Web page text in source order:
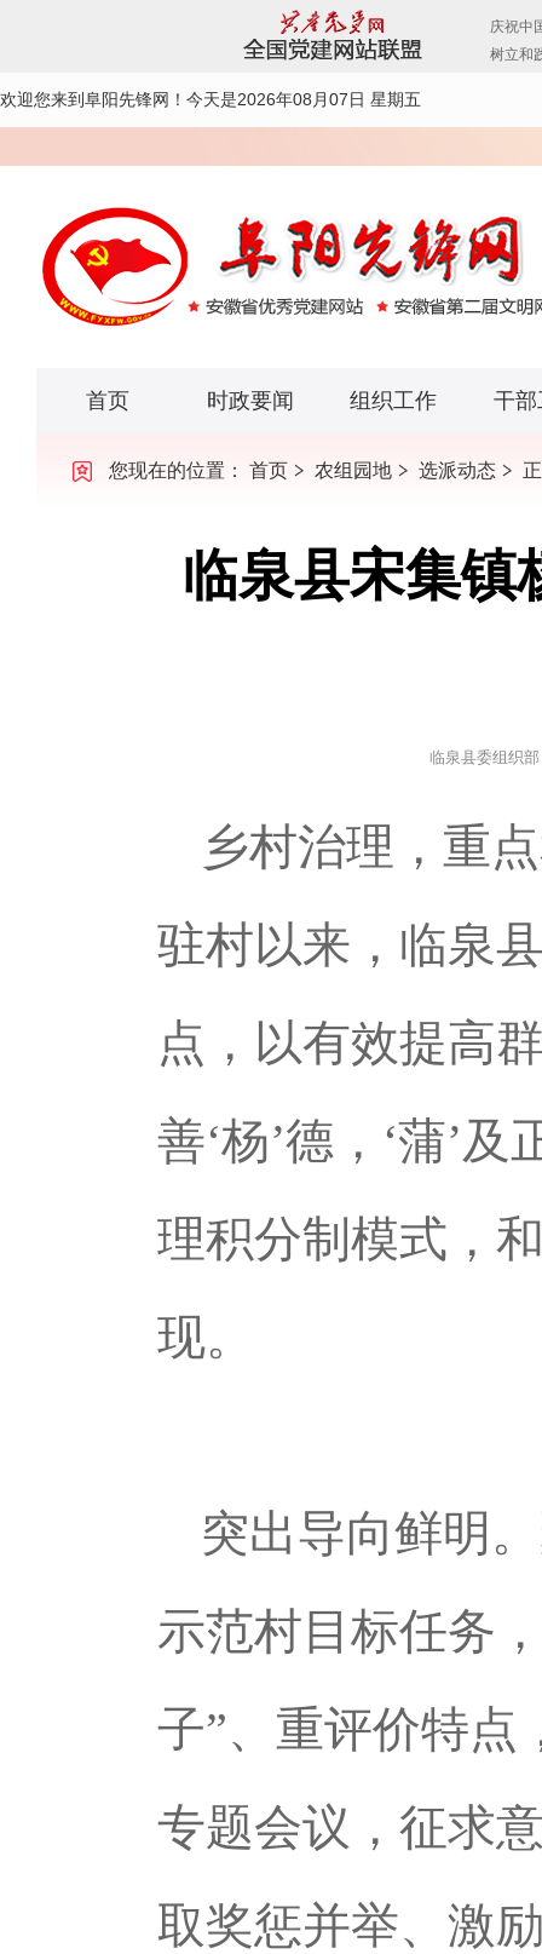
欢迎您来到阜阳先锋网！ 今天是2026年08月07日 星期五
首页 时政要闻 组织工作 干部
您现在的位置： 首页 农组园地 选派动态
临泉县宋集镇
临泉县委组织部
乡村治理，重
驻村以来，临泉
点，以有效提高
善‘杨’德，‘蒲’
理积分制模式，
现。
突出导向鲜明
示范村目标任务
子”、重评价特点
专题会议，征求
取奖惩并举、激